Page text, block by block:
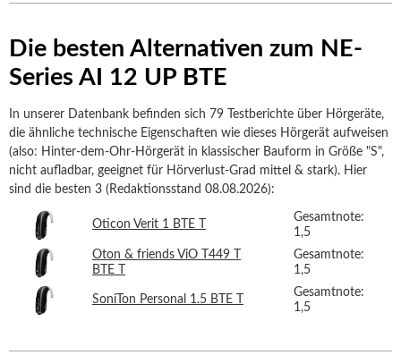
Die besten Alternativen zum NE-
Series AI 12 UP BTE
In unserer Datenbank befinden sich 79 Testberichte über Hörgeräte,
die ähnliche technische Eigenschaften wie dieses Hörgerät aufweisen
(also: Hinter-dem-Ohr-Hörgerät in klassischer Bauform in Größe "S",
nicht aufladbar, geeignet für Hörverlust-Grad mittel & stark). Hier
sind die besten 3 (Redaktionsstand 08.08.2026):
Oticon Verit 1 BTE T
Gesamtnote:
1,5
Oton & friends ViO T449 T
BTE T
Gesamtnote:
1,5
SoniTon Personal 1.5 BTE T
Gesamtnote:
1,5